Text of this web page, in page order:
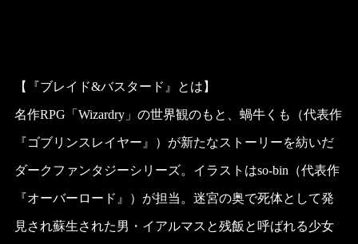
【『ブレイド&バスタード』とは】
名作RPG「Wizardry」の世界観のもと、蝸牛くも（代表作
『ゴブリンスレイヤー』）が新たなストーリーを紡いだ
ダークファンタジーシリーズ。イラストはso-bin（代表作
『オーバーロード』）が担当。迷宮の奥で死体として発
見され蘇生された男・イアルマスと残飯と呼ばれる少女